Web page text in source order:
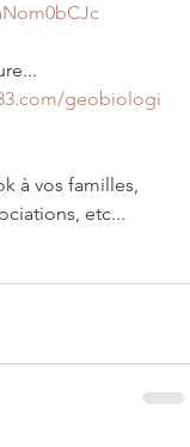
geobiologi
à vos familles,
etc...